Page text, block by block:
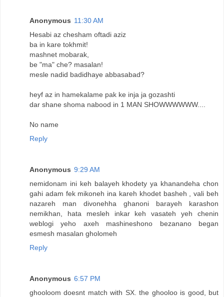
Anonymous 11:30 AM
Hesabi az chesham oftadi aziz
ba in kare tokhmit!
mashnet mobarak,
be "ma" che? masalan!
mesle nadid badidhaye abbasabad?
heyf az in hamekalame pak ke inja ja gozashti
dar shane shoma nabood in 1 MAN SHOWWWWWW....
No name
Reply
Anonymous 9:29 AM
nemidonam ini keh balayeh khodety ya khanandeha chon
gahi adam fek mikoneh ina kareh khodet basheh , vali beh
nazareh man divonehha ghanoni barayeh karashon
nemikhan, hata mesleh inkar keh vasateh yeh chenin
weblogi yeho axeh mashineshono bezanano began
esmesh masalan gholomeh
Reply
Anonymous 6:57 PM
ghooloom doesnt match with SX. the ghooloo is good, but